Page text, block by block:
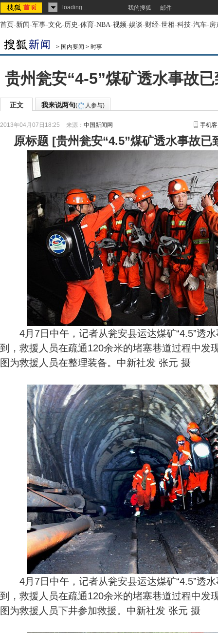
loading... 我的搜狐 邮件
首页-新闻-军事-文化-历史-体育-NBA-视频-娱谈-财经-世相-科技-汽车-房
> 国内要闻 > 时事
贵州瓮安“4-5”煤矿透水事故
正文 我来说两句( 人参与)
2013年04月07日18:25 来源： 中国新闻网 手机
原标题 [贵州瓮安“4.5”煤矿透水事故已
4月7日中午，记者从瓮安县运达煤矿“4.5”透水
到，救援人员在疏通120余米的堵塞巷道过程中发
图为救援人员在整理装备。中新社发 张元 摄
4月7日中午，记者从瓮安县运达煤矿“4.5”透水
到，救援人员在疏通120余米的堵塞巷道过程中发
图为救援人员下井参加救援。中新社发 张元 摄